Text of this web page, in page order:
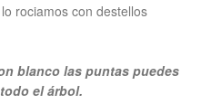
rociamos con destellos
blanco las puntas puedes
el árbol.